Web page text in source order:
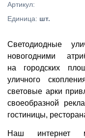
Артикул:
Единица: шт.
Светодиодные
новогодними
на городских
уличного
световые арки
своеобразной
гостиницы,
Наш интернет